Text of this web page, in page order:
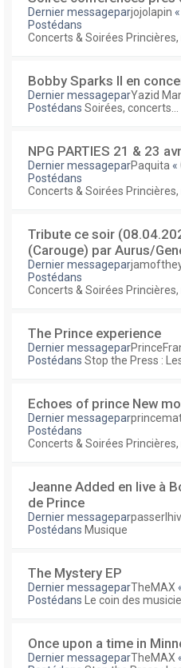
Dernier messageparjojolapin «
Postédans
Concerts & Soirées
Bobby Sparks II en
Dernier messageparYazid
Postédans Soirées, concerts...
NPG PARTIES 21 & 23
Dernier messageparPaquita «
Postédans
Concerts & Soirées
Tribute ce soir
(Carouge) par Aurus/
Dernier messagepar
Postédans
Concerts & Soirées
The Prince experience
Dernier messagepar
Postédans Stop the Press :
Echoes of prince New
Dernier messagepar
Postédans
Concerts & Soirées
Jeanne Added en live à
de Prince
Dernier messagepar
Postédans Musique
The Mystery EP
Dernier messageparTheMAX
Postédans
Le coin des
Once upon a time in
Dernier messageparTheMAX